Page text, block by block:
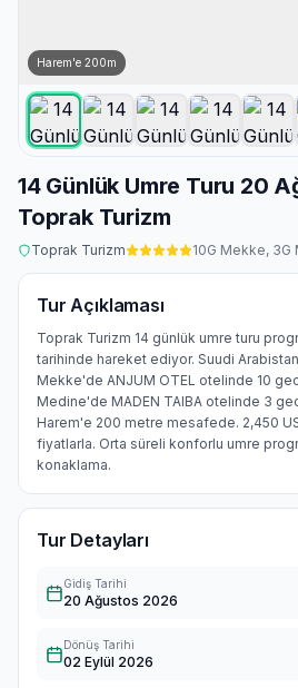
Harem'e 200m
14 Günlük Umre Turu 20
Toprak Turizm
Toprak Turizm 10G Mekke, 3G
Tur Açıklaması
Toprak Turizm 14 günlük umre turu
tarihinde hareket ediyor. Suudi Arabistan
Mekke'de ANJUM OTEL otelinde 10
Medine'de MADEN TAIBA otelinde 3
Harem'e 200 metre mesafede. 2,450
fiyatlarla. Orta süreli konforlu umre
konaklama.
Tur Detayları
Gidiş Tarihi
20 Ağustos 2026
Dönüş Tarihi
02 Eylül 2026